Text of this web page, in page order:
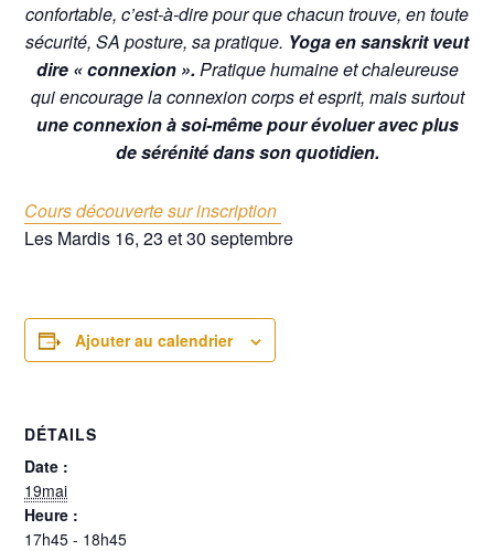
confortable, c’est-à-dire pour que chacun trouve, en toute
sécurité, SA posture, sa pratique. Yoga en sanskrit veut
dire « connexion ».Pratique humaine et chaleureuse
qui encourage la connexion corps et esprit, mais surtout
une connexion à soi-même pour évoluer avec plus
de sérénité dans son quotidien.
Cours découverte sur inscription
Les Mardis 16, 23 et 30 septembre
Ajouter au calendrier
DÉTAILS
Date :
19mai
Heure :
17h45 - 18h45